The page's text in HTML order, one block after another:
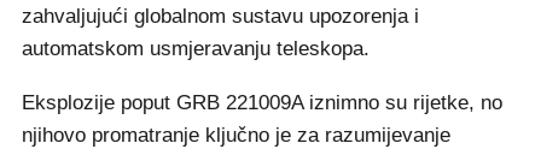
zahvaljujući globalnom sustavu upozorenja i
automatskom usmjeravanju teleskopa.
Eksplozije poput GRB 221009A iznimno su rijetke, no
njihovo promatranje ključno je za razumijevanje